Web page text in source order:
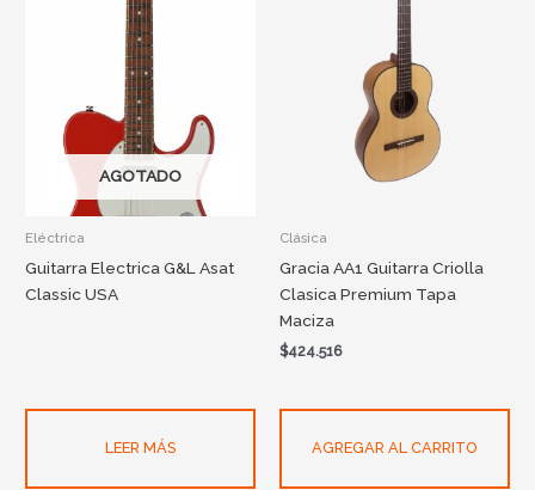
AGOTADO
Eléctrica
Guitarra Electrica G&L Asat
Classic USA
LEER MÁS
Clásica
Gracia AA1 Guitarra Criolla
Clasica Premium Tapa
Maciza
$424.516
AGREGAR AL CARRITO